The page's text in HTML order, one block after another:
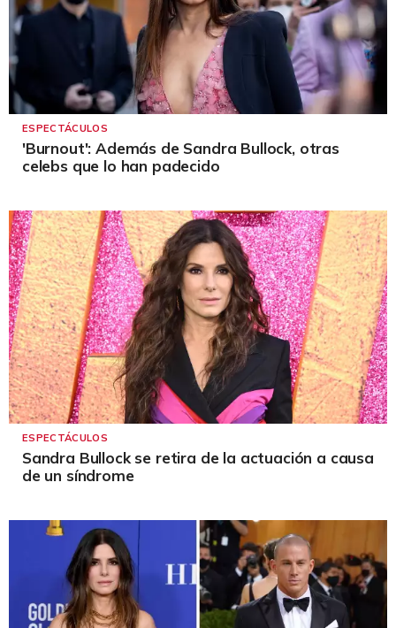
ESPECTÁCULOS
'Burnout': Además de Sandra Bullock, otras
celebs que lo han padecido
ESPECTÁCULOS
Sandra Bullock se retira de la actuación a causa
de un síndrome